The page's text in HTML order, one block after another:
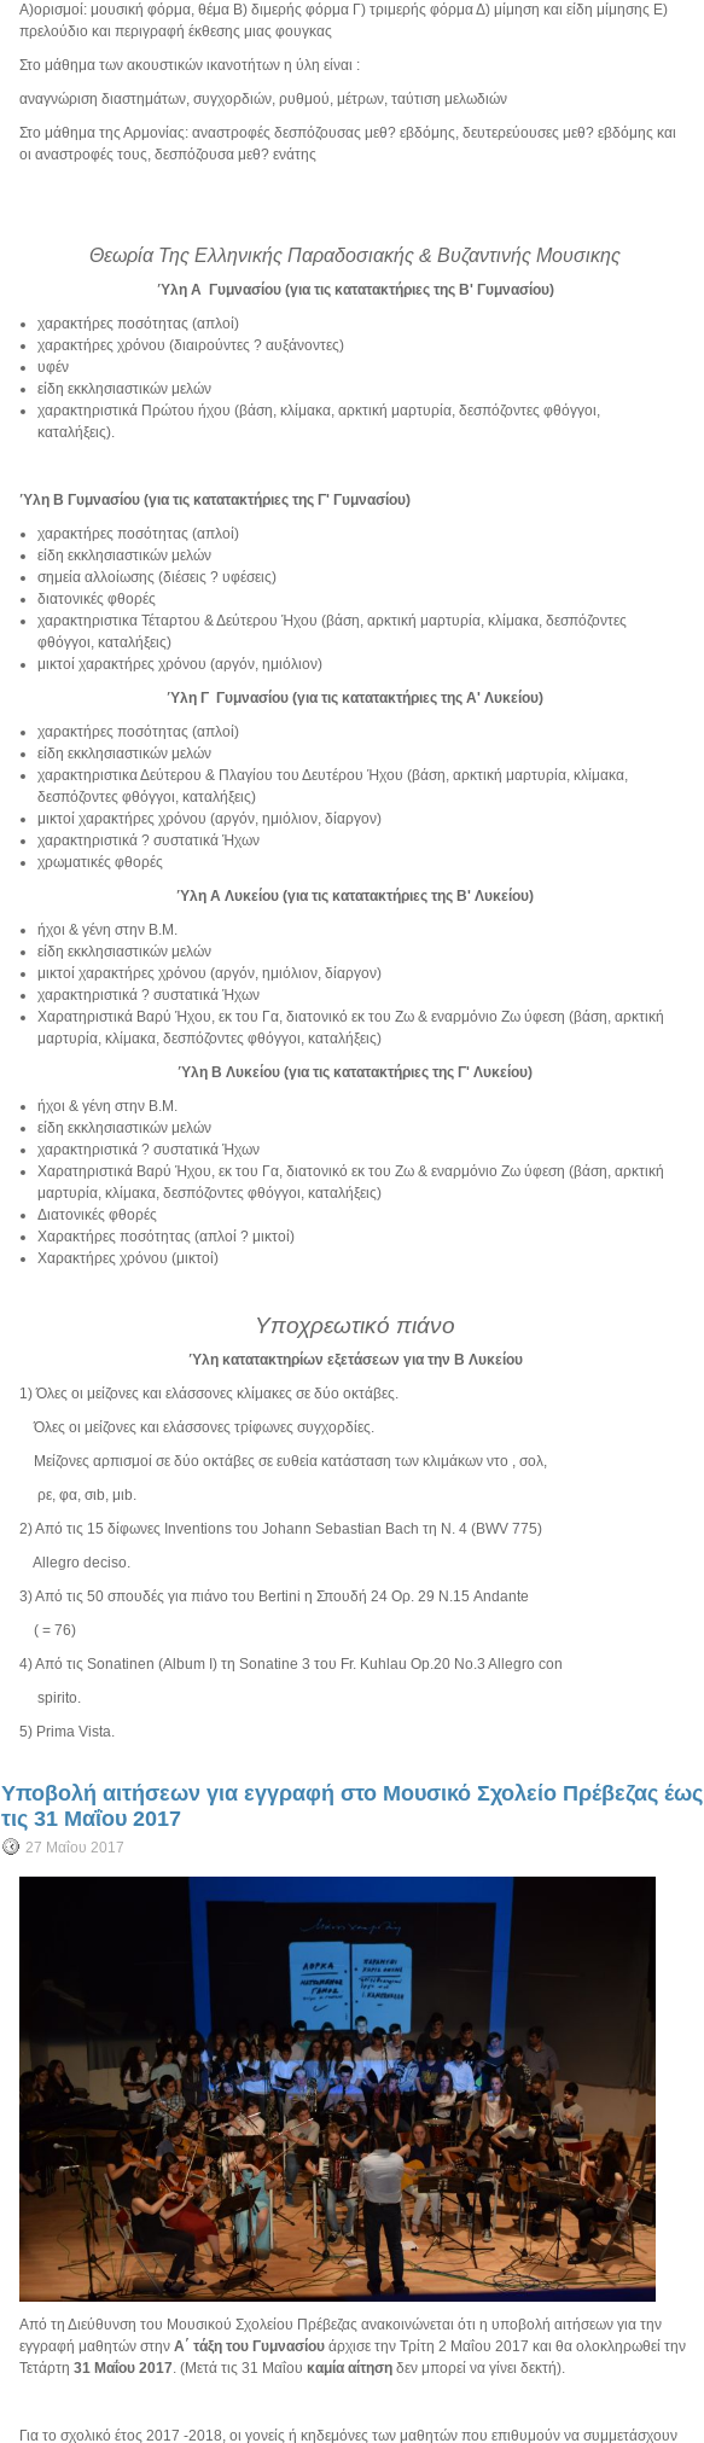
Α)ορισμοί: μουσική φόρμα, θέμα Β) διμερής φόρμα Γ) τριμερής φόρμα Δ) μίμηση και είδη μίμησης Ε)
πρελούδιο και περιγραφή έκθεσης μιας φουγκας
Στο μάθημα των ακουστικών ικανοτήτων η ύλη είναι :
αναγνώριση διαστημάτων, συγχορδιών, ρυθμού, μέτρων, ταύτιση μελωδιών
Στο μάθημα της Αρμονίας: αναστροφές δεσπόζουσας μεθ? εβδόμης, δευτερεύουσες μεθ? εβδόμης και
οι αναστροφές τους, δεσπόζουσα μεθ? ενάτης
Θεωρία Της Ελληνικής Παραδοσιακής & Βυζαντινής Μουσικης
Ύλη Α Γυμνασίου (για τις κατατακτήριες της Β' Γυμνασίου)
χαρακτήρες ποσότητας (απλοί)
χαρακτήρες χρόνου (διαιρούντες ? αυξάνοντες)
υφέν
είδη εκκλησιαστικών μελών
χαρακτηριστικά Πρώτου ήχου (βάση, κλίμακα, αρκτική μαρτυρία, δεσπόζοντες φθόγγοι,
καταλήξεις).
Ύλη Β Γυμνασίου(για τις κατατακτήριες της Γ' Γυμνασίου)
χαρακτήρες ποσότητας (απλοί)
είδη εκκλησιαστικών μελών
σημεία αλλοίωσης (διέσεις ? υφέσεις)
διατονικές φθορές
χαρακτηριστικα Τέταρτου & Δεύτερου Ήχου (βάση, αρκτική μαρτυρία, κλίμακα, δεσπόζοντες
φθόγγοι, καταλήξεις)
μικτοί χαρακτήρες χρόνου (αργόν, ημιόλιον)
Ύλη Γ Γυμνασίου(για τις κατατακτήριες της Α' Λυκείου)
χαρακτήρες ποσότητας (απλοί)
είδη εκκλησιαστικών μελών
χαρακτηριστικα Δεύτερου & Πλαγίου του Δευτέρου Ήχου (βάση, αρκτική μαρτυρία, κλίμακα,
δεσπόζοντες φθόγγοι, καταλήξεις)
μικτοί χαρακτήρες χρόνου (αργόν, ημιόλιον, δίαργον)
χαρακτηριστικά ? συστατικά Ήχων
χρωματικές φθορές
ΎληΑ Λυκείου(για τις κατατακτήριες της Β' Λυκείου)
ήχοι & γένη στην Β.Μ.
είδη εκκλησιαστικών μελών
μικτοί χαρακτήρες χρόνου (αργόν, ημιόλιον, δίαργον)
χαρακτηριστικά ? συστατικά Ήχων
Χαρατηριστικά Βαρύ Ήχου, εκ του Γα, διατονικό εκ του Ζω & εναρμόνιο Ζω ύφεση (βάση, αρκτική
μαρτυρία, κλίμακα, δεσπόζοντες φθόγγοι, καταλήξεις)
Ύλη Β Λυκείου(για τις κατατακτήριες της Γ' Λυκείου)
ήχοι & γένη στην Β.Μ.
είδη εκκλησιαστικών μελών
χαρακτηριστικά ? συστατικά Ήχων
Χαρατηριστικά Βαρύ Ήχου, εκ του Γα, διατονικό εκ του Ζω & εναρμόνιο Ζω ύφεση (βάση, αρκτική
μαρτυρία, κλίμακα, δεσπόζοντες φθόγγοι, καταλήξεις)
Διατονικές φθορές
Χαρακτήρες ποσότητας (απλοί ? μικτοί)
Χαρακτήρες χρόνου (μικτοί)
Υποχρεωτικό πιάνο
Ύλη κατατακτηρίων εξετάσεων για την Β Λυκείου
1) Όλες οι μείζονες και ελάσσονες κλίμακες σε δύο οκτάβες.
Όλες οι μείζονες και ελάσσονες τρίφωνες συγχορδίες.
Μείζονες αρπισμοί σε δύο οκτάβες σε ευθεία κατάσταση των κλιμάκων ντο , σολ,
ρε, φα, σιb, μιb.
2) Από τις 15 δίφωνες Inventions του Johann Sebastian Bach τη Ν. 4 (BWV 775)
Allegro deciso.
3) Από τις 50 σπουδές για πιάνο του Bertini η Σπουδή 24 Ορ. 29 Ν.15 Andante
( = 76)
4) Από τις Sonatinen (Album I) τη Sonatine 3 του Fr. Kuhlau Op.20 No.3 Allegro con
spirito.
5) Prima Vista.
Υποβολή αιτήσεων για εγγραφή στο Μουσικό Σχολείο Πρέβεζας έως
τις 31 Μαΐου 2017
27 Μαΐου 2017
Από τη Διεύθυνση του Μουσικού Σχολείου Πρέβεζας ανακοινώνεται ότι η υποβολή αιτήσεων για την
εγγραφή μαθητών στηνΑ΄ τάξη του Γυμνασίουάρχισε την Τρίτη 2 Μαΐου 2017 και θα ολοκληρωθεί την
Τετάρτη31 Μαΐου 2017. (Μετά τις 31 Μαΐουκαμία αίτηση δεν μπορεί να γίνει δεκτή).
Για το σχολικό έτος 2017 -2018, οι γονείς ή κηδεμόνες των μαθητών που επιθυμούν να συμμετάσχουν